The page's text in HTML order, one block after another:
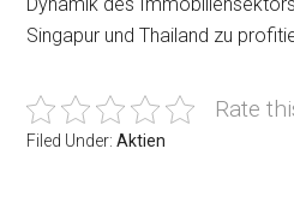
Singapur und Thailand zu
Rate
Filed Under:Aktien